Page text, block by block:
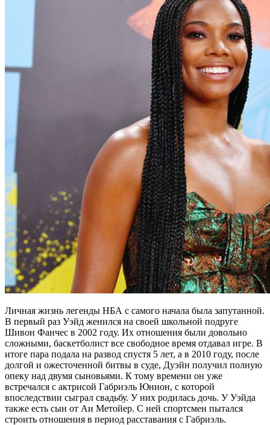
Личная жизнь легенды НБА с самого начала была запутанной.
В первый раз Уэйд женился на своей школьной подруге
Шивон Фанчес в 2002 году. Их отношения были довольно
сложными, баскетболист все свободное время отдавал игре. В
итоге пара подала на развод спустя 5 лет, а в 2010 году, после
долгой и ожесточенной битвы в суде, Дуэйн получил полную
опеку над двумя сыновьями. К тому времени он уже
встречался с актрисой Габриэль Юнион, с которой
впоследствии сыграл свадьбу. У них родилась дочь. У Уэйда
также есть сын от Аи Метойер. С ней спортсмен пытался
строить отношения в период расставания с Габриэль.